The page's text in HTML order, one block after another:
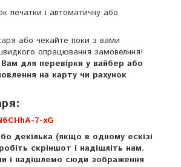
печатки і автоматичну або
або чекайте поки з вами
опрацювання замовелння!
для перевірки у вайбер або
на карту чи рахунок
7-xG
декілька (якщо в одному ескізі
скріншот і надішліть нам.
і надішлемо сюди зображення